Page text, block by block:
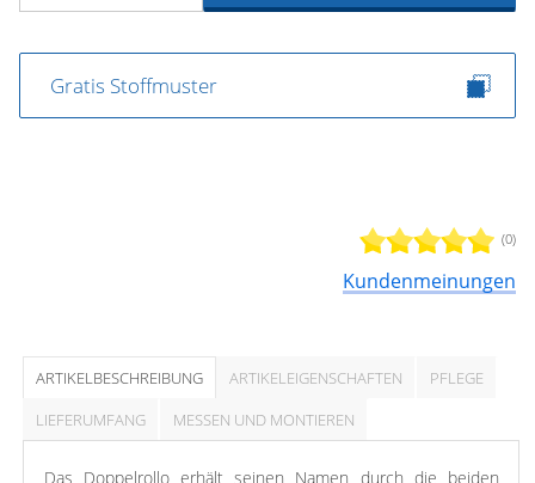
(0)
Kundenmeinungen
Gratis Stoffmuster
ARTIKELBESCHREIBUNG ARTIKELEIGENSCHAFTEN
PFLEGE
LIEFERUMFANG
MESSEN UND MONTIEREN
Das Doppelrollo erhält seinen Namen durch die beiden